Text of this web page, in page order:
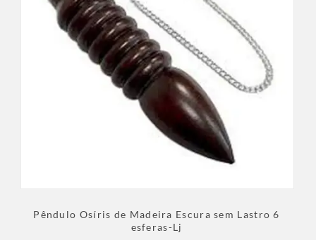
Pêndulo Osíris de Madeira Escura sem Lastro 6
esferas-Lj